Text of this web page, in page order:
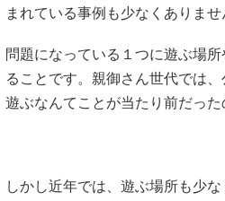
まれている事例も少なくありませ
問題になっている１つに遊ぶ場
ることです。親御さん世代では
遊ぶなんてことが当たり前だっ
しかし近年では、遊ぶ場所も少な